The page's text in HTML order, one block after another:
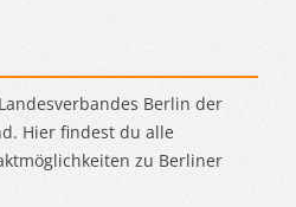
Berlin der
Hier findest du alle
zu Berliner